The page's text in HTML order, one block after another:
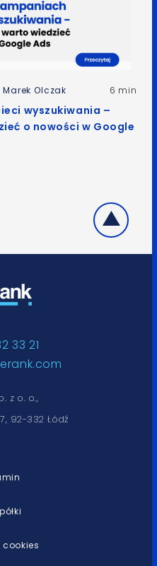
Marek Olczak 6 min
wyszukiwania –
o nowości w Google
33 21
z o. o.,
92-332 Łódź